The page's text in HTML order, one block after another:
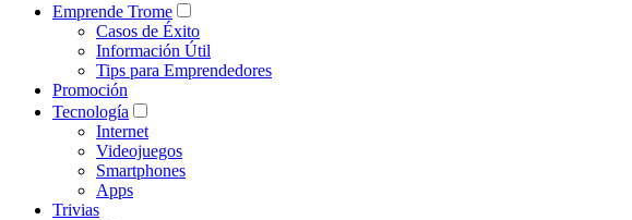
Emprende Trome
Casos de Éxito
Información Útil
Tips para Emprendedores
Promoción
Tecnología
Internet
Videojuegos
Smartphones
Apps
Trivias